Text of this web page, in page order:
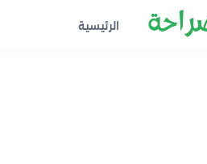
الرئيسية